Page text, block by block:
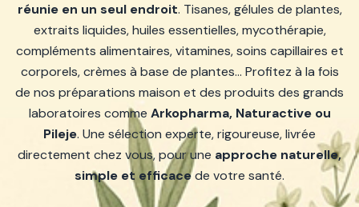
réunie en un seul endroit. Tisanes, gélules de plantes,
extraits liquides, huiles essentielles, mycothérapie,
compléments alimentaires, vitamines, soins capillaires et
corporels, crèmes à base de plantes… Profitez à la fois
de nos préparations maison et des produits des grands
laboratoires comme Arkopharma, Naturactive ou
Pileje. Une sélection experte, rigoureuse, livrée
directement chez vous, pour une approche naturelle,
simple et efficacede votre santé.